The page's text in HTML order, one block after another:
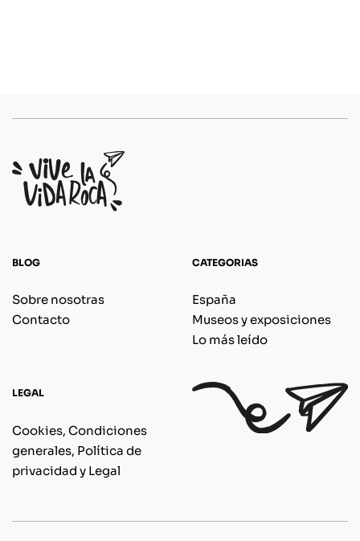
BLOG
Sobre nosotras
Contacto
CATEGORIAS
España
Museos y exposiciones
Lo más leído
LEGAL
Cookies, Condiciones
generales, Política de
privacidad y Legal